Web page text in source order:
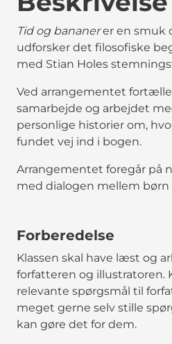
Tid og bananerer en smuk
udforsker det filosofiske
med Stian Holes
Ved arrangementet
samarbejde og arbejdet
personlige historier om,
fundet vej ind i bogen.
Arrangementet foregår på
med dialogen mellem
Forberedelse
Klassen skal have læst og
forfatteren og illustratoren.
relevante spørgsmål til
meget gerne selv stille
kan gøre det for dem.